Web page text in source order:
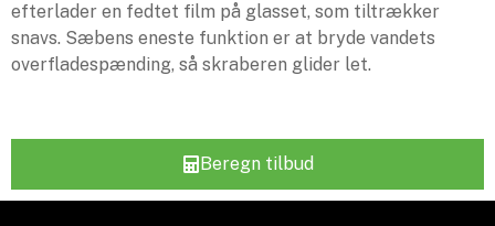
efterlader en fedtet film på glasset, som tiltrækker
snavs. Sæbens eneste funktion er at bryde vandets
overfladespænding, så skraberen glider let.
Beregn tilbud